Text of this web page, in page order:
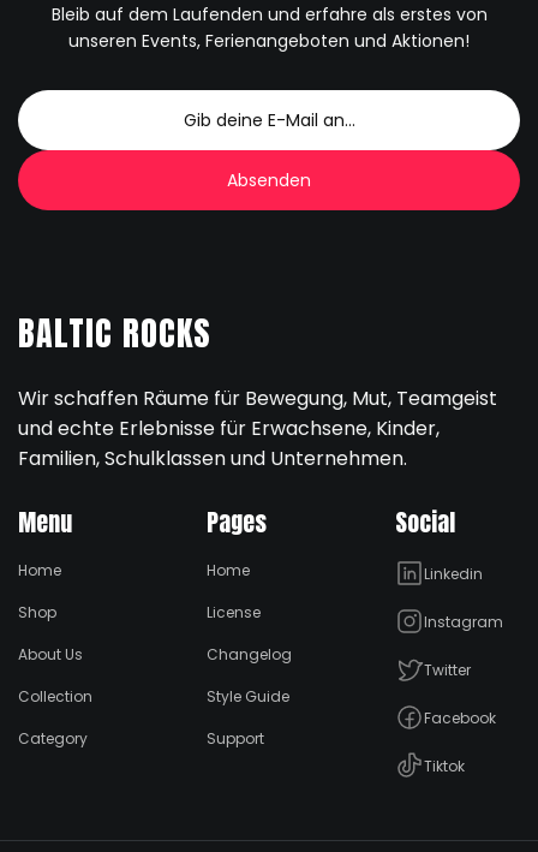
Bleib auf dem Laufenden und erfahre als erstes von
unseren Events, Ferienangeboten und Aktionen!
BALTIC ROCKS
Wir schaffen Räume für Bewegung, Mut, Teamgeist
und echte Erlebnisse für Erwachsene, Kinder,
Familien, Schulklassen und Unternehmen.
Menu
Home
Shop
About Us
Collection
Category
Pages
Home
License
Changelog
Style Guide
Support
Social
Linkedin
Instagram
Twitter
Facebook
Tiktok